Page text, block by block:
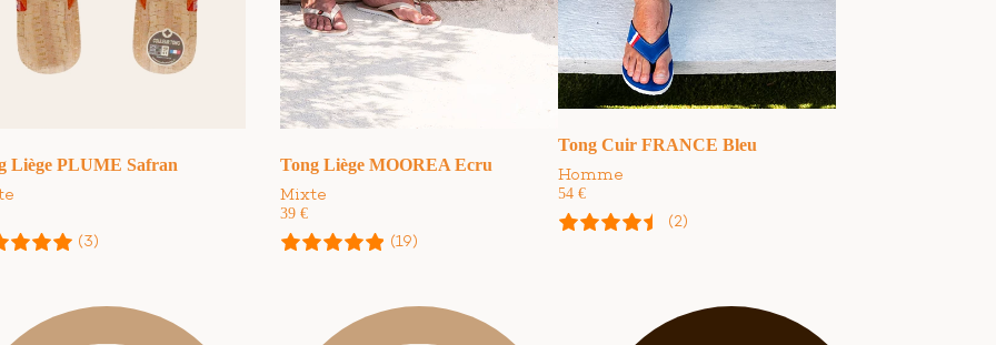
Liège PLUME Safran
(3)
Tong Liège MOOREA Ecru
Mixte
39 €
(19)
Tong Cuir FRANCE Bleu
Homme
54 €
(2)